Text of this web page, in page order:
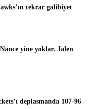
tekrar galibiyet
yine yoklar. Jalen
deplasmanda 107-96